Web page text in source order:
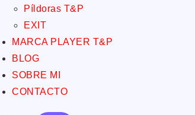
Píldoras T&P
EXIT
MARCA PLAYER T&P
BLOG
SOBRE MI
CONTACTO